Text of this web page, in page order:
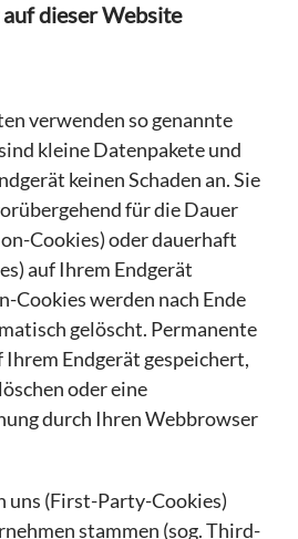
dieser Website
verwenden so genannte
kleine Datenpakete und
keinen Schaden an. Sie
für die Dauer
Cookies) oder dauerhaft
auf Ihrem Endgerät
Cookies werden nach Ende
gelöscht. Permanente
Endgerät gespeichert,
oder eine
durch Ihren Webbrowser
uns (First-Party-Cookies)
stammen (sog. Third-